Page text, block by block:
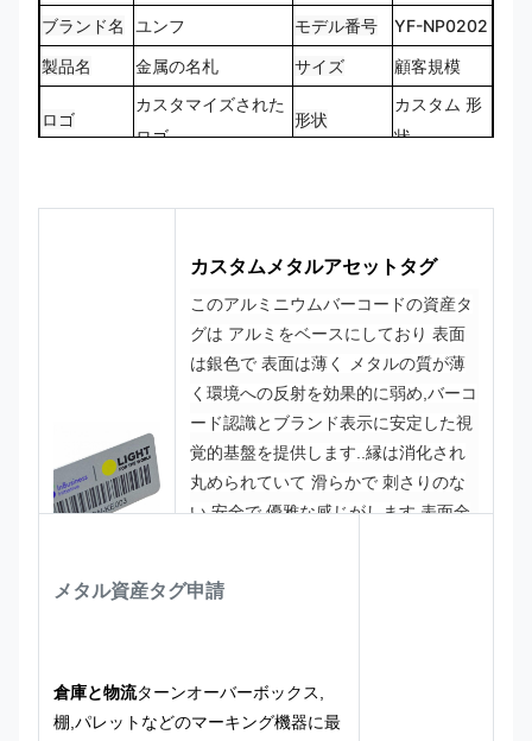
ブランド名 ユンフ モデル番号
YF-NP0202
製品名
金属の名札 サイズ 顧客規模
ロゴ
カスタマイズされた
ロゴ
形状
カスタム 形
状
など
ダーメイド
カスタムメタルアセットタグ
このアルミニウムバーコードの資産タ
グは アルミをベースにしており 表面
は銀色で 表面は薄く メタルの質が薄
く環境への反射を効果的に弱め,バーコ
ード認識とブランド表示に安定した視
覚的基盤を提供します.. 縁は消化され
丸められていて 滑らかで 刺さりのな
い 安全で 優雅な感じがします 表面全
温,湿気や紫外線環境では ロゴが長く
む"という長期にわたる効果を.
メタル資産タグ申請
倉庫と物流ターンオーバーボックス,
棚,パレットなどのマーキング機器に最